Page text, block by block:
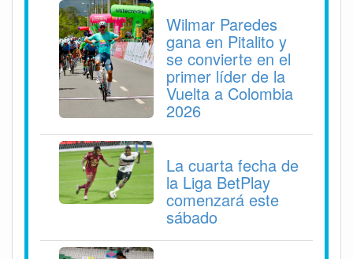
Wilmar Paredes
gana en Pitalito y
se convierte en el
primer líder de la
Vuelta a Colombia
2026
La cuarta fecha de
la Liga BetPlay
comenzará este
sábado